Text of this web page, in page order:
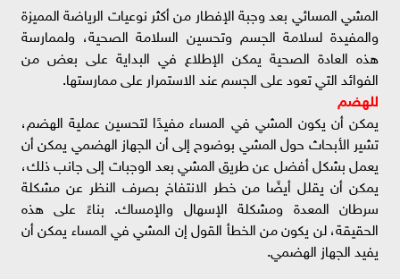
المشي المسائي بعد وجبة الإفطار من أكثر نوعيات الرياضة المميزة
والمفيدة لسلامة الجسم وتحسين السلامة الصحية، ولممارسة
هذه العادة الصحية يمكن الإطلاع في البداية على بعض من
الفوائد التي تعود على الجسم عند الاستمرار على ممارستها.
للهضم
يمكن أن يكون المشي في المساء مفيدًا لتحسين عملية الهضم،
تشير الأبحاث حول المشي بوضوح إلى أن الجهاز الهضمي يمكن أن
يعمل بشكل أفضل عن طريق المشي بعد الوجبات إلى جانب ذلك،
يمكن أن يقلل أيضًا من خطر الانتفاخ بصرف النظر عن مشكلة
سرطان المعدة ومشكلة الإسهال والإمساك. بناءً على هذه
الحقيقة، لن يكون من الخطأ القول إن المشي في المساء يمكن أن
يفيد الجهاز الهضمي.